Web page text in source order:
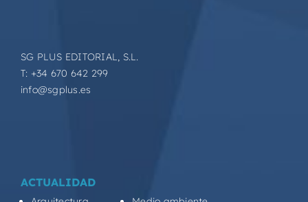
SG PLUS EDITORIAL, S.L.
T: +34 670 642 299
info@sgplus.es
ACTUALIDAD